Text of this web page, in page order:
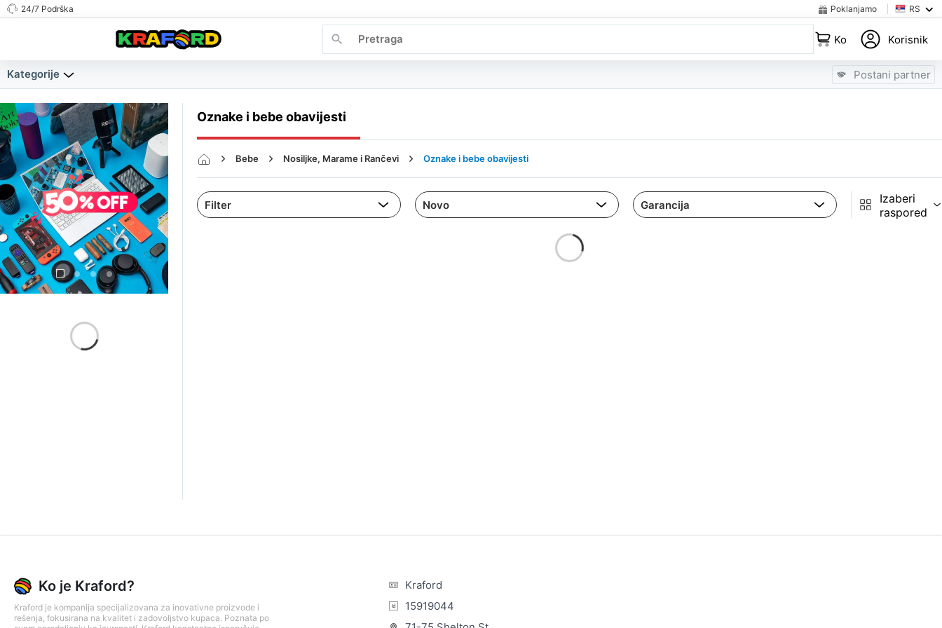
24/7 Podrška Poklanjamo RS
Korpa Korisnik
Kategorije Postani partner
Oznake i bebe obavijesti
Bebe Nosiljke, Marame i Rančevi Oznake i bebe obavijesti
Izaberi
raspored
Ko je Kraford?
Kraford je kompanija specijalizovana za inovativne proizvode i
rešenja, fokusirana na kvalitet i zadovoljstvo kupaca. Poznata po
Kraford
15919044